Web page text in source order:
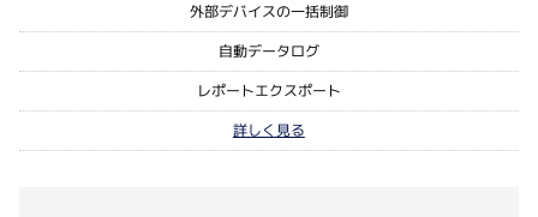
外部デバイスの一括制御
自動データログ
レポートエクスポート
詳しく見る